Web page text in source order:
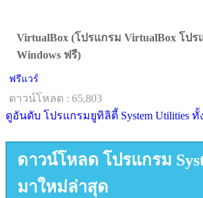
VirtualBox (โปรแกรม VirtualBox โปร
Windows ฟรี)
ฟรีแวร์
ดาวน์โหลด : 65,803
ดูอันดับ โปรแกรมยูทิลิตี้ System Utilities
ดาวน์โหลด โปรแกรม
มาใหม่ล่าสุด